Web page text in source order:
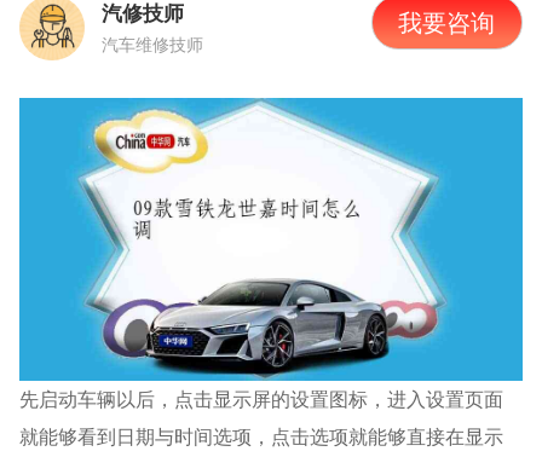
汽修技师
汽车维修技师
我要咨询
先启动车辆以后，点击显示屏的设置图标，进入设置页面
就能够看到日期与时间选项，点击选项就能够直接在显示